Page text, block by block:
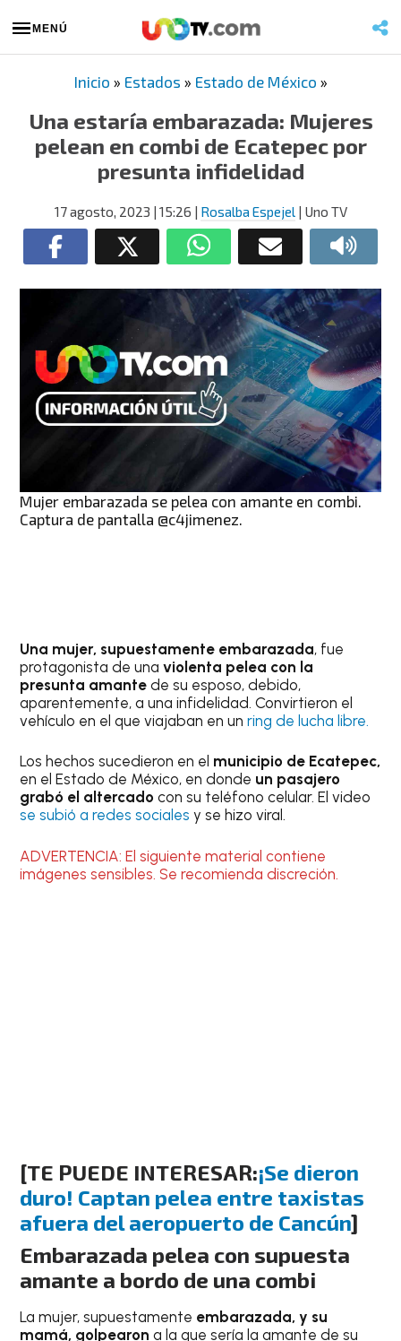
MENÚ
Inicio » Estados » Estado de México »
Una estaría embarazada: Mujeres
pelean en combi de Ecatepec por
presunta infidelidad
17 agosto, 2023 | 15:26 | Rosalba Espejel| Uno TV
Mujer embarazada se pelea con amante en combi.
Captura de pantalla @c4jimenez.
Una mujer, supuestamente embarazada, fue
protagonista de unaviolenta pelea con la
presunta amante de su esposo, debido,
aparentemente, a una infidelidad. Convirtieron el
vehículo en el que viajaban en unring de lucha libre.
Los hechos sucedieron en el municipio de Ecatepec,
en el Estado de México, en donde un pasajero
grabó el altercado con su teléfono celular. El video
se subió a redes socialesy se hizo viral.
ADVERTENCIA: El siguiente material contiene
imágenes sensibles. Se recomienda discreción.
[TE PUEDE INTERESAR:¡Se dieron
duro! Captan pelea entre taxistas
afuera del aeropuerto de Cancún]
Embarazada pelea con supuesta
amante a bordo de una combi
La mujer, supuestamente embarazada, y su
mamá, golpearon a la que sería la amante de su